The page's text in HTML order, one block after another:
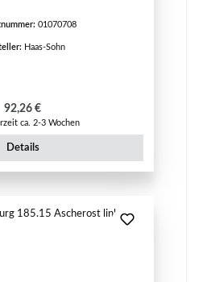
01070708
Haas-Sohn
Regulärer Preis:
92,26 €
ca. 2-3 Wochen
Details